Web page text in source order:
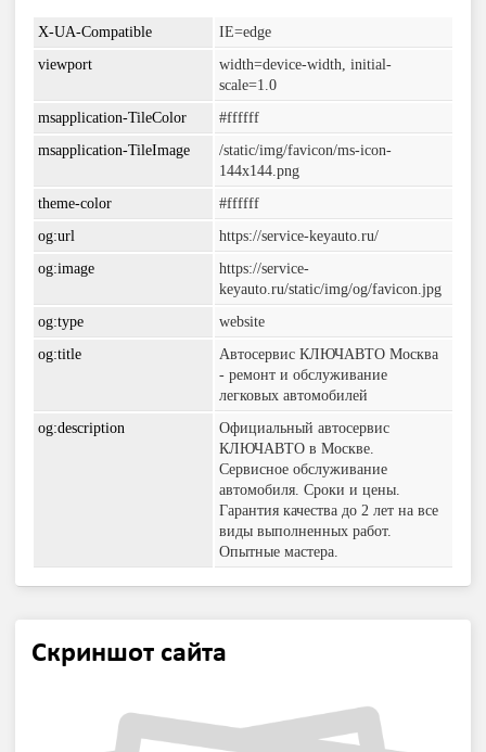
X-UA-Compatible
IE=edge
viewport
width=device-width, initial-
scale=1.0
msapplication-TileColor
#ffffff
msapplication-TileImage
/static/img/favicon/ms-icon-
144x144.png
theme-color
#ffffff
og:url
https://service-keyauto.ru/
og:image
https://service-
keyauto.ru/static/img/og/favicon.jpg
og:type
website
og:title
Автосервис КЛЮЧАВТО Москва
- ремонт и обслуживание
легковых автомобилей
og:description
Официальный автосервис
КЛЮЧАВТО в Москве.
Сервисное обслуживание
автомобиля. Сроки и цены.
Гарантия качества до 2 лет на все
виды выполненных работ.
Опытные мастера.
Скриншот сайта